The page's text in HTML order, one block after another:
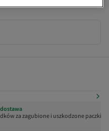
za zagubione i uszkodzone paczki